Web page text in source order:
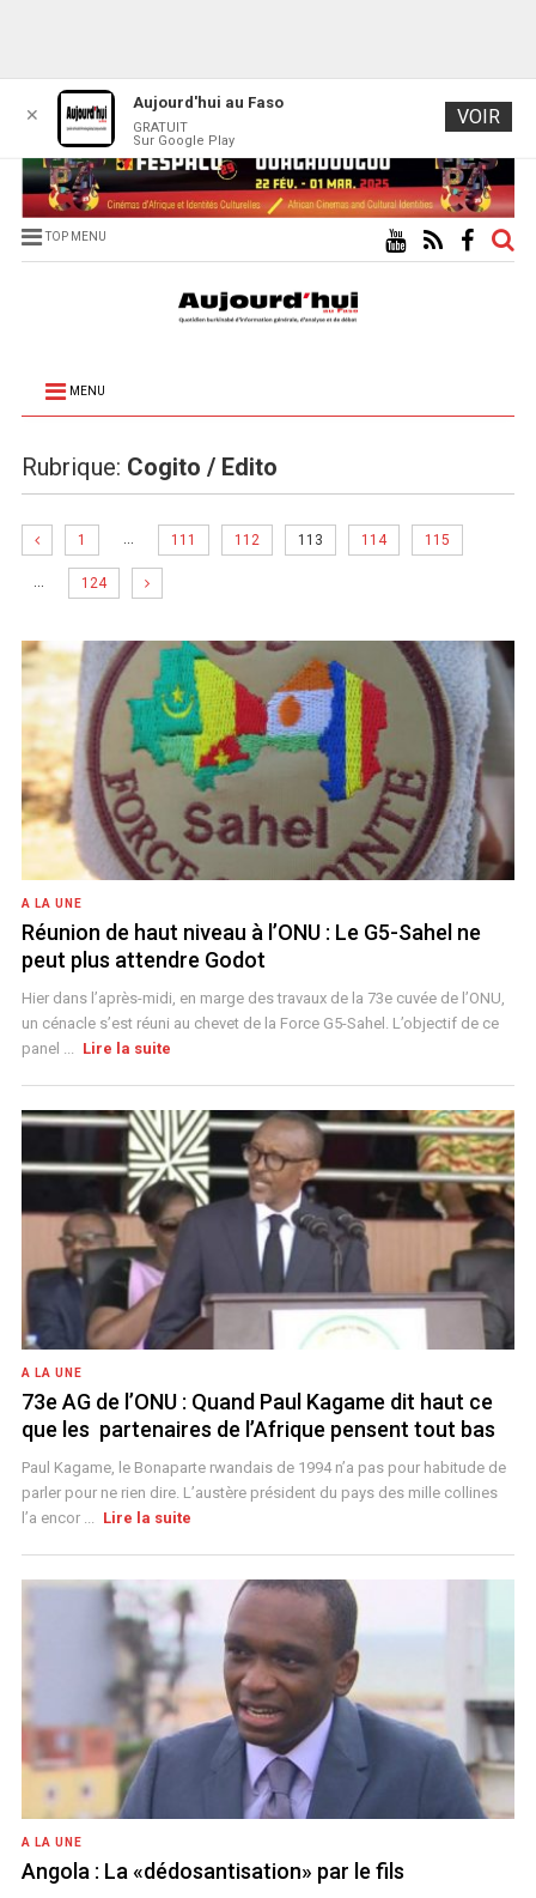
TOP MENU
MENU
Rubrique: Cogito / Edito
1 … 111 112 113 114 115
… 124
A LA UNE
Réunion de haut niveau à l’ONU : Le G5-Sahel ne
peut plus attendre Godot
Hier dans l’après-midi, en marge des travaux de la 73e cuvée de l’ONU,
un cénacle s’est réuni au chevet de la Force G5-Sahel. L’objectif de ce
panel ... Lire la suite
A LA UNE
73e AG de l’ONU : Quand Paul Kagame dit haut ce
que les partenaires de l’Afrique pensent tout bas
Paul Kagame, le Bonaparte rwandais de 1994 n’a pas pour habitude de
parler pour ne rien dire. L’austère président du pays des mille collines
l’a encor ... Lire la suite
A LA UNE
Angola : La «dédosantisation» par le fils
✕
Aujourd'hui au Faso
GRATUIT
Sur Google Play
VOIR